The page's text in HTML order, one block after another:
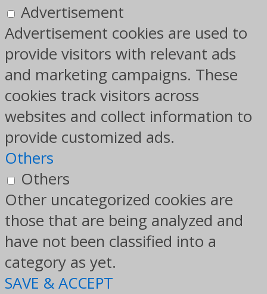
Advertisement
Advertisement cookies are used to
provide visitors with relevant ads
and marketing campaigns. These
cookies track visitors across
websites and collect information to
provide customized ads.
Others
Others
Other uncategorized cookies are
those that are being analyzed and
have not been classified into a
category as yet.
SAVE & ACCEPT